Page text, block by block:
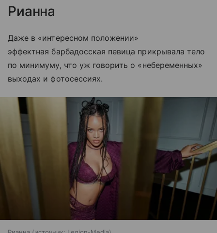
Рианна
Даже в «интересном положении»
эффектная барбадосская певица прикрывала тело
по минимуму, что уж говорить о «небеременных»
выходах и фотосессиях.